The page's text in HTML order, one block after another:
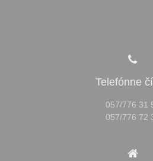
Telefónne
057/776 31
057/776 72